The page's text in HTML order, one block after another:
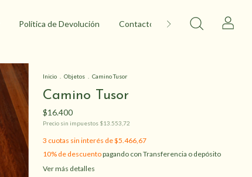
Política de Devolución Contacto
Inicio Objetos Camino Tusor
Camino Tusor
$16.400
Precio sin impuestos $13.553,72
3 cuotas sin interés de$5.466,67
10% de descuentopagando con Transferencia o depósito
Ver más detalles